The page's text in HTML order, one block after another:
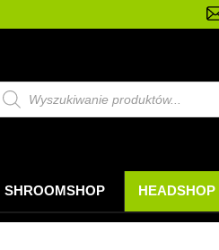
SHROOMSHOP HEADSHOP